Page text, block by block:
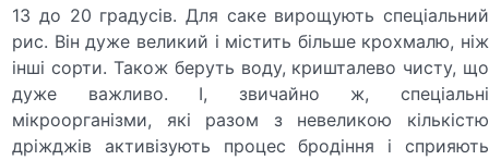
13 до 20 градусів. Для саке вирощують спеціальний
рис. Він дуже великий і містить більше крохмалю, ніж
інші сорти. Також беруть воду, кришталево чисту, що
дуже важливо. І, звичайно ж, спеціальні
мікроорганізми, які разом з невеликою кількістю
дріжджів активізують процес бродіння і сприяють